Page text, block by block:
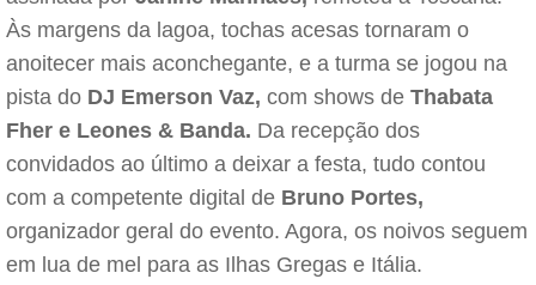
Às margens da lagoa, tochas acesas tornaram o
anoitecer mais aconchegante, e a turma se jogou na
pista do DJ Emerson Vaz, com shows de Thabata
Fher e Leones & Banda. Da recepção dos
convidados ao último a deixar a festa, tudo contou
com a competente digital de Bruno Portes,
organizador geral do evento. Agora, os noivos seguem
em lua de mel para as Ilhas Gregas e Itália.